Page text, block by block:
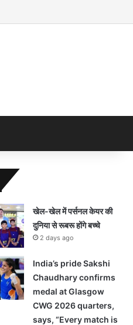
खेल-खेल में पर्सनल केयर की
दुनिया से रूबरू होंगे बच्चे
2 days ago
India’s pride Sakshi
Chaudhary confirms
medal at Glasgow
CWG 2026 quarters,
says, “Every match is